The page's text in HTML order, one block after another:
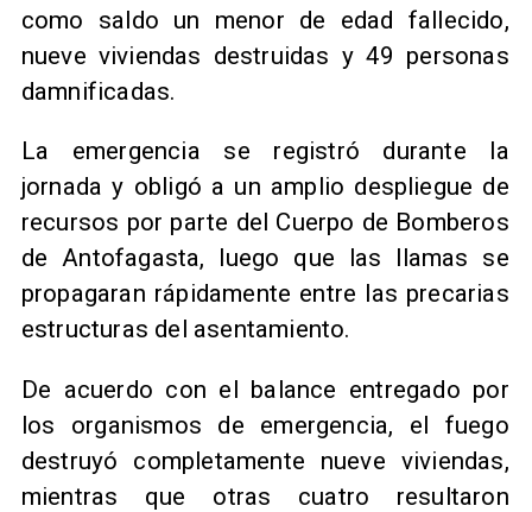
como saldo un menor de edad fallecido,
nueve viviendas destruidas y 49 personas
damnificadas.
La emergencia se registró durante la
jornada y obligó a un amplio despliegue de
recursos por parte del Cuerpo de Bomberos
de Antofagasta, luego que las llamas se
propagaran rápidamente entre las precarias
estructuras del asentamiento.
De acuerdo con el balance entregado por
los organismos de emergencia, el fuego
destruyó completamente nueve viviendas,
mientras que otras cuatro resultaron